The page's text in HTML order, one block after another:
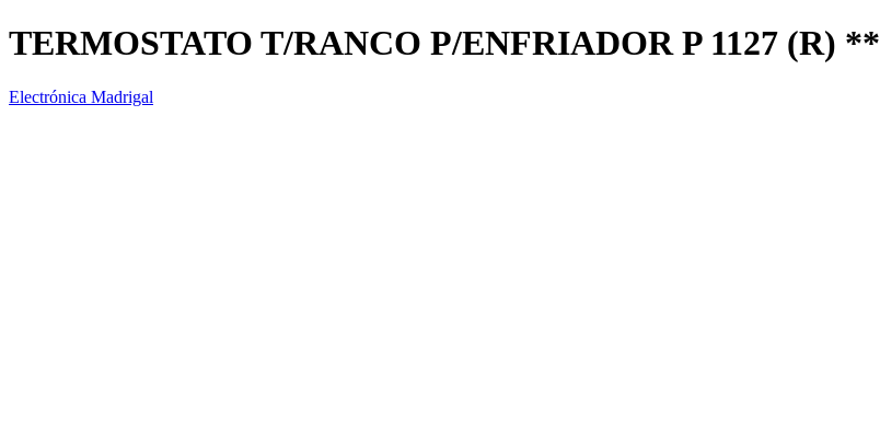
TERMOSTATO T/RANCO P/ENFRIADOR P 1127 (R) **
Electrónica Madrigal